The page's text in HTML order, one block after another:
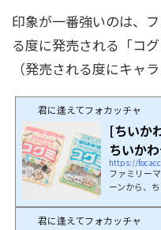
印象が一番強いのは、
る度に発売される「コ
（発売される度にキャ
君に逢えてフォカッチャ
[ちいか
ちいか
https://
ファミリー
ーンから、
君に逢えてフォカッチャ